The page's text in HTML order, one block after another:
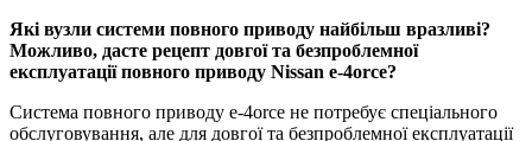
Які вузли системи повного приводу найбільш вразливі?
Можливо, дасте рецепт довгої та безпроблемної
експлуатації повного приводу Nissan e-4orce?
Система повного приводу e-4orce не потребує спеціального
обслуговування, але для довгої та безпроблемної експлуатації